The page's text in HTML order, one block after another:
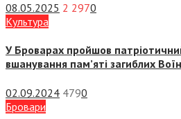
08.05.2025 2 2970
Культура
У Броварах пройшов
вшанування пам’яті загиблих
02.09.2024 4790
Бровари